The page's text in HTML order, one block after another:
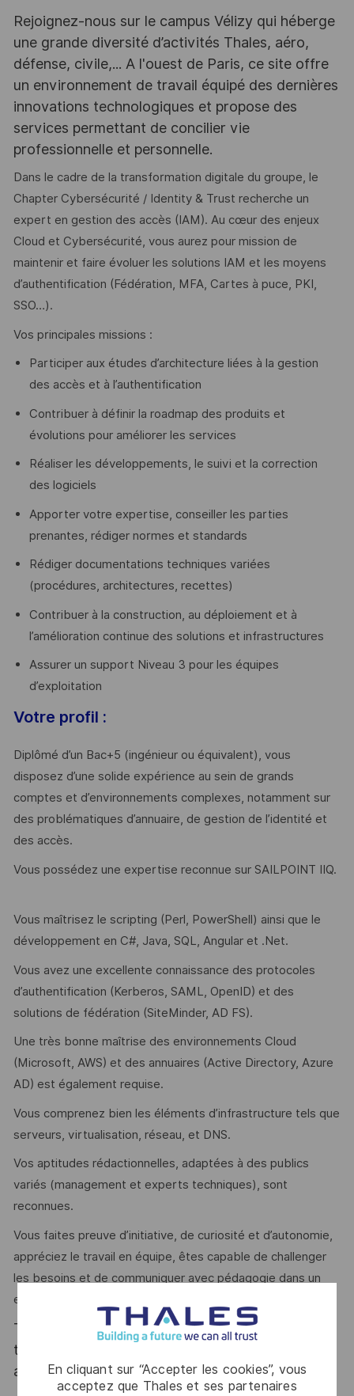
En cliquant sur “Accepter les cookies”, vous
acceptez que Thales et ses partenaires
Rejoignez-nous sur le campus Vélizy qui héberge
une grande diversité d’activités Thales, aéro,
défense, civile,... A l'ouest de Paris, ce site offre
un environnement de travail équipé des dernières
innovations technologiques et propose des
services permettant de concilier vie
professionnelle et personnelle.
Dans le cadre de la transformation digitale du groupe, le
Chapter Cybersécurité / Identity & Trust recherche un
expert en gestion des accès (IAM). Au cœur des enjeux
Cloud et Cybersécurité, vous aurez pour mission de
maintenir et faire évoluer les solutions IAM et les moyens
d’authentification (Fédération, MFA, Cartes à puce, PKI,
SSO…).
Vos principales missions :
Participer aux études d’architecture liées à la gestion
des accès et à l’authentification
Contribuer à définir la roadmap des produits et
évolutions pour améliorer les services
Réaliser les développements, le suivi et la correction
des logiciels
Apporter votre expertise, conseiller les parties
prenantes, rédiger normes et standards
Rédiger documentations techniques variées
(procédures, architectures, recettes)
Contribuer à la construction, au déploiement et à
l’amélioration continue des solutions et infrastructures
Assurer un support Niveau 3 pour les équipes
d’exploitation
Votre profil :
Diplômé d’un Bac+5 (ingénieur ou équivalent), vous
disposez d’une solide expérience au sein de grands
comptes et d’environnements complexes, notamment sur
des problématiques d’annuaire, de gestion de l’identité et
des accès.
Vous possédez une expertise reconnue sur SAILPOINT IIQ.
Vous maîtrisez le scripting (Perl, PowerShell) ainsi que le
développement en C#, Java, SQL, Angular et .Net.
Vous avez une excellente connaissance des protocoles
d’authentification (Kerberos, SAML, OpenID) et des
solutions de fédération (SiteMinder, AD FS).
Une très bonne maîtrise des environnements Cloud
(Microsoft, AWS) et des annuaires (Active Directory, Azure
AD) est également requise.
Vous comprenez bien les éléments d’infrastructure tels que
serveurs, virtualisation, réseau, et DNS.
Vos aptitudes rédactionnelles, adaptées à des publics
variés (management et experts techniques), sont
reconnues.
Vous faites preuve d’initiative, de curiosité et d’autonomie,
appréciez le travail en équipe, êtes capable de challenger
les besoins et de communiquer avec pédagogie dans un
environnement en constante évolution.
Thales, entreprise Handi-Engagée, reconnait
tous les talents. La diversité est notre meilleur
atout. Postulez et rejoignez nous !